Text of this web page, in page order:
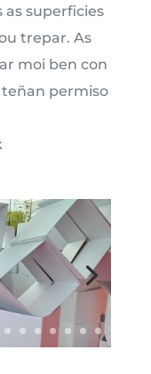
as superficies
trepar. As
moi ben con
teñan permiso